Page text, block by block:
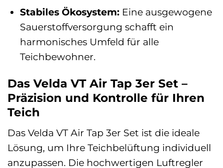
Stabiles Ökosystem:Eine ausgewogene
Sauerstoffversorgung schafft ein
harmonisches Umfeld für alle
Teichbewohner.
Das Velda VT Air Tap 3er Set –
Präzision und Kontrolle für Ihren
Teich
Das Velda VT Air Tap 3er Set ist die ideale
Lösung, um Ihre Teichbelüftung individuell
anzupassen. Die hochwertigen Luftregler